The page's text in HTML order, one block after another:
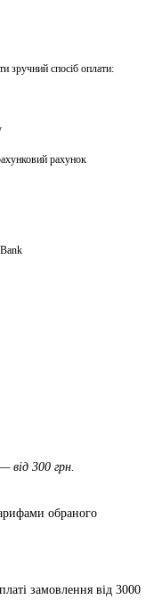
зручний спосіб оплати:
рахунок
від 300 грн.
обраного
замовлення від 3000